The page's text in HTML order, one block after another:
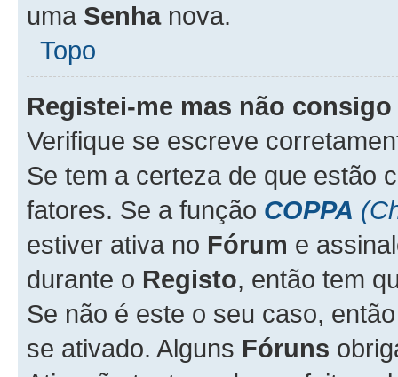
uma Senhanova.
Topo
Registei-me mas não
Verifique se escreve
Se tem a certeza de que estão
fatores. Se a função COPPA
estiver ativa no Fórum e
durante o Registo, então tem
Se não é este o seu caso,
se ativado. Alguns Fóruns